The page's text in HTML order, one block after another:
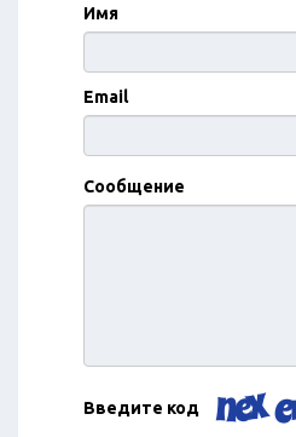
Имя
Email
Сообщение
Введите код